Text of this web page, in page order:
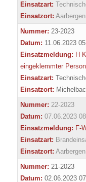
Einsatzart:
Einsatzort:
Nummer: 23-2023
Datum: 11.06.2023
Einsatzmeldung: H
eingeklemmter Person
Einsatzart:
Einsatzort:
Nummer: 22-2023
Datum: 07.06.2023
Einsatzmeldung: F-
Einsatzart:
Einsatzort:
Nummer: 21-2023
Datum: 02.06.2023